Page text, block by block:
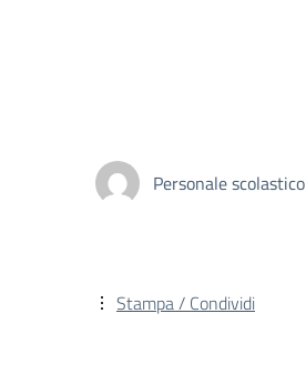
Personale scolastico
Stampa / Condividi